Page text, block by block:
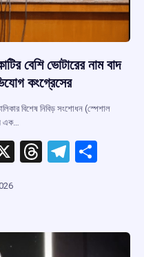
বেশি ভোটারের নাম বাদ
কংগ্রেসের
বিশেষ নিবিড় সংশোধন (স্পেশাল
এক…
X
T
d
T
a